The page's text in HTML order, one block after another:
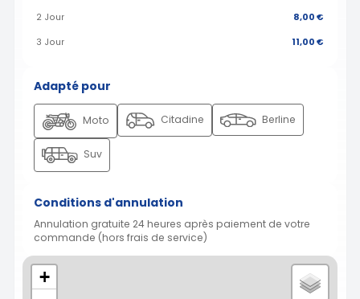
2 Jour 8,00 €
3 Jour 11,00 €
Adapté pour
Moto Citadine Berline
Suv
Conditions d'annulation
Annulation gratuite 24 heures après paiement de votre
commande (hors frais de service)
+